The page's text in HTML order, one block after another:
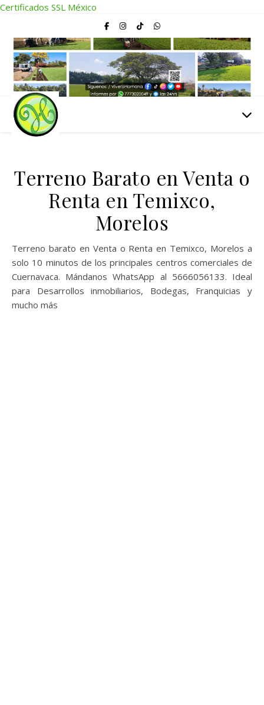
Certificados SSL México
Terreno Barato en Venta o
Renta en Temixco,
Morelos
Terreno barato en Venta o Renta en Temixco, Morelos a
solo 10 minutos de los principales centros comerciales de
Cuernavaca. Mándanos WhatsApp al 5666056133. Ideal
para Desarrollos inmobiliarios, Bodegas, Franquicias y
mucho más